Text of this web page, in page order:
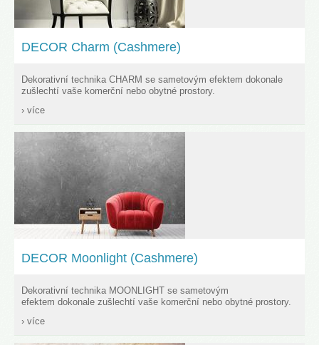
DECOR Charm (Cashmere)
Dekorativní technika CHARM se sametovým efektem dokonale
zušlechtí vaše komerční nebo obytné prostory.
› více
DECOR Moonlight (Cashmere)
Dekorativní technika MOONLIGHT se sametovým
efektem dokonale zušlechtí vaše komerční nebo obytné prostory.
› více